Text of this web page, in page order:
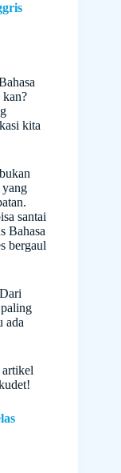
kita
yang
santai
Bahasa
bergaul
ada